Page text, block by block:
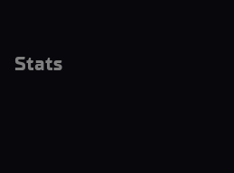
Stats